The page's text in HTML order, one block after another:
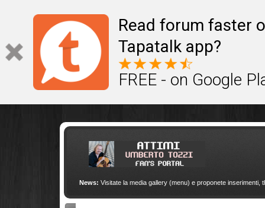
Read forum faster
Tapatalk app?
FREE - on Google
News: Visitate la media gallery (menu) e proponete inserimenti,